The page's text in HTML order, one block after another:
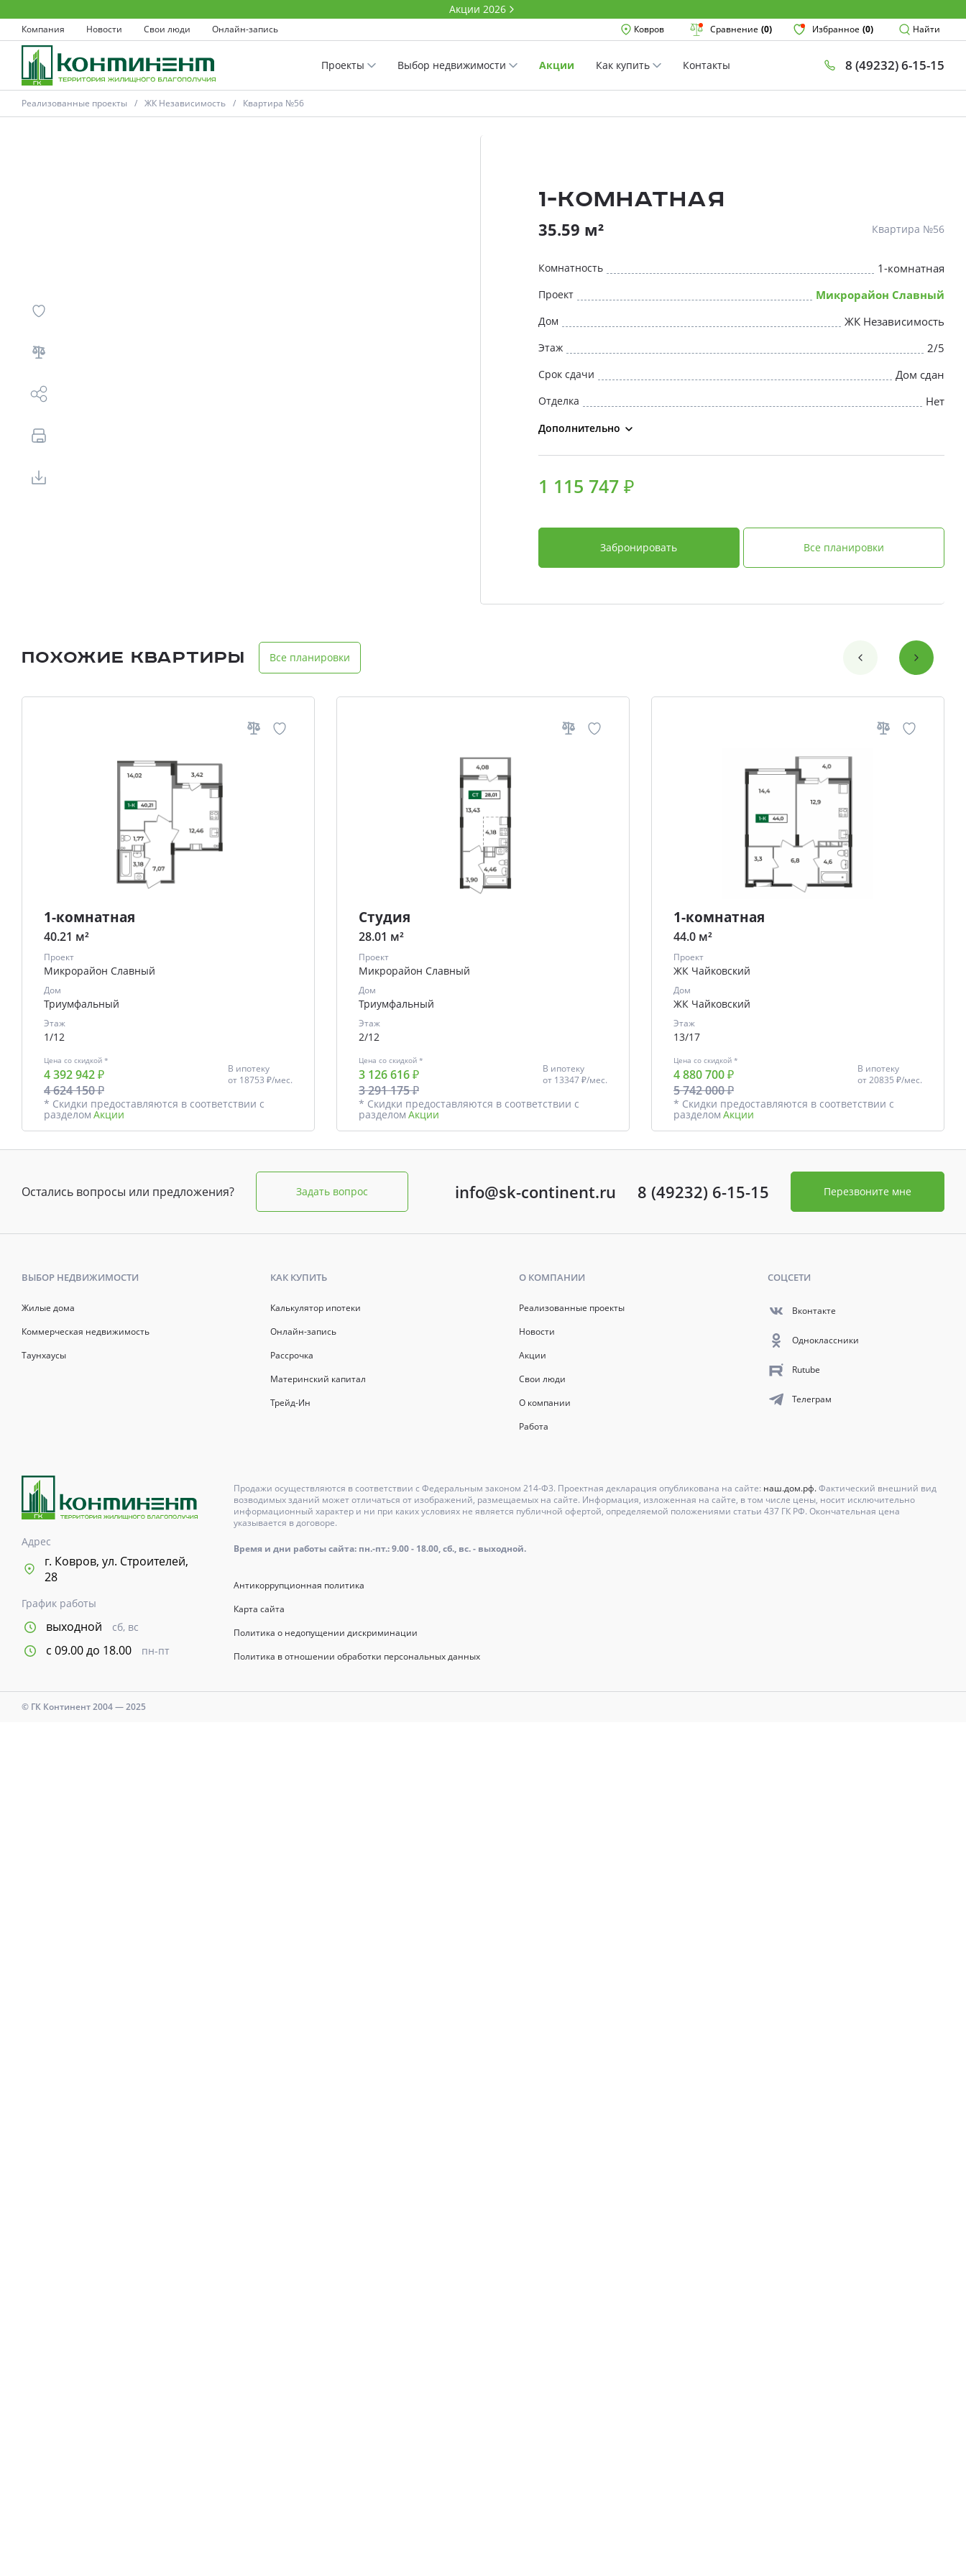
Акции 2026
Компания Новости Свои люди Онлайн-запись Ковров Сравнение (0) Избранное (0) Найти
Проекты Выбор недвижимости Акции Как купить Контакты 8 (49232) 6-15-15
×
Новости
Выбор недвижимости
О компании
Реализованные проекты ЖК Независимость Квартира №56
Поиск
1-комнатная
35.59 м² Квартира №56
Комнатность 1-комнатная
Проект Микрорайон Славный
Дом ЖК Независимость
Этаж 2/5
Срок сдачи Дом сдан
Отделка Нет
Дополнительно
1 115 747 ₽
Забронировать Все планировки
* Скидки предоставляются в
Похожие квартиры Все планировки
1-комнатная
40.21 м²
Проект
Микрорайон Славный
Дом
Триумфальный
Этаж
1/12
Цена со скидкой *
4 392 942 ₽
4 624 150 ₽
В ипотеку
от 18753 ₽/мес.
* Скидки предоставляются в соответствии с
разделом Акции
Студия
28.01 м²
Проект
Микрорайон Славный
Дом
Триумфальный
Этаж
2/12
Цена со скидкой *
3 126 616 ₽
3 291 175 ₽
В ипотеку
от 13347 ₽/мес.
* Скидки предоставляются в соответствии с
разделом Акции
1-комнатная
44.0 м²
Проект
ЖК Чайковский
Дом
ЖК Чайковский
Этаж
13/17
Цена со скидкой *
4 880 700 ₽
5 742 000 ₽
В ипотеку
от20835 ₽/мес.
* Скидки предоставляются в соответствии с
разделом Акции
Остались вопросы или предложения? Задать вопрос info@sk-continent.ru 8 (49232) 6-15-15 Перезвоните мне
ВЫБОР НЕДВИЖИМОСТИ
Жилые дома
Коммерческая недвижимость
Таунхаусы
КАК КУПИТЬ
Калькулятор ипотеки
Онлайн-запись
Рассрочка
Материнский капитал
Трейд-Ин
О КОМПАНИИ
Реализованные проекты
Новости
Акции
Свои люди
О компании
Работа
СОЦСЕТИ
Вконтакте
Одноклассники
Rutube
Телеграм
Адрес
г. Ковров, ул. Строителей,
28
График работы
выходной сб, вс
с 09.00 до 18.00 пн-пт
Продажи осуществляются в соответствии с Федеральным законом 214-Ф3. Проектная декларация опубликована на сайте: наш.дом.рф.Фактический внешний вид
возводимых зданий может отличаться от изображений, размещаемых на сайте. Информация, изложенная на сайте, в том числе цены, носит исключительно
информационный характер и ни при каких условиях не является публичной офертой, определяемой положениями статьи 437 ГК РФ. Окончательная цена
указывается в договоре.
Время и дни работы сайта: пн.-пт.: 9.00 - 18.00, сб., вс. - выходной.
Антикоррупционная политика
Карта сайта
Политика о недопущении дискриминации
Политика в отношении обработки персональных данных
© ГК Континент 2004 — 2025